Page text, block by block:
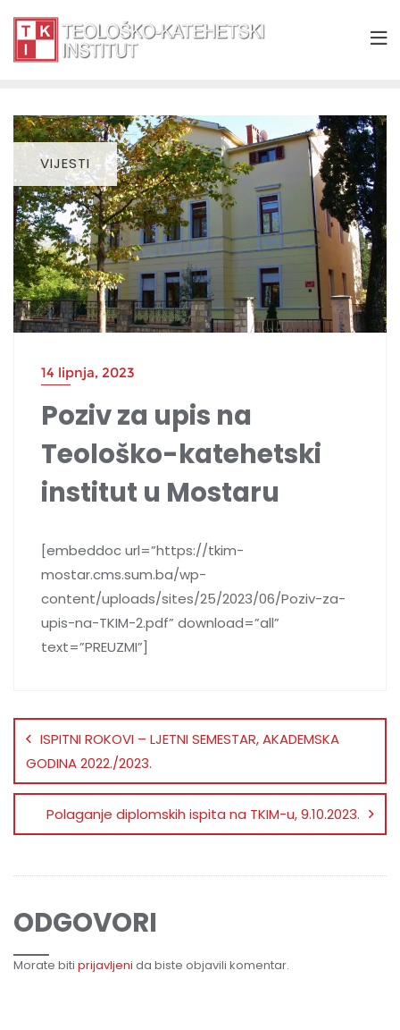
VIJESTI
14 lipnja, 2023
Poziv za upis na
Teološko-katehetski
institut u Mostaru
[embeddoc url=”https://tkim-
mostar.cms.sum.ba/wp-
content/uploads/sites/25/2023/06/Poziv-za-
upis-na-TKIM-2.pdf” download=”all”
text=”PREUZMI”]
ISPITNI ROKOVI – LJETNI SEMESTAR, AKADEMSKA
GODINA 2022./2023.
Polaganje diplomskih ispita na TKIM-u, 9.10.2023.
ODGOVORI
Morate biti prijavljeni da biste objavili komentar.